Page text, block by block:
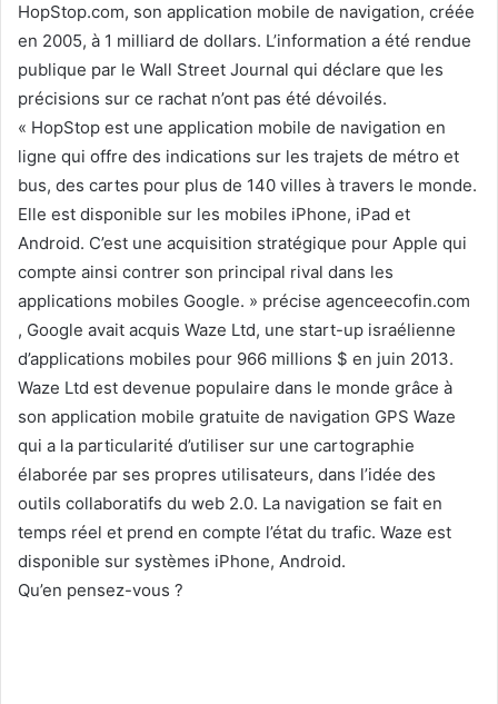
HopStop.com, son application mobile de navigation, créée
en 2005, à 1 milliard de dollars. L’information a été rendue
publique par le Wall Street Journal qui déclare que les
précisions sur ce rachat n’ont pas été dévoilés.
« HopStop est une application mobile de navigation en
ligne qui offre des indications sur les trajets de métro et
bus, des cartes pour plus de 140 villes à travers le monde.
Elle est disponible sur les mobiles iPhone, iPad et
Android. C’est une acquisition stratégique pour Apple qui
compte ainsi contrer son principal rival dans les
applications mobiles Google. » précise agenceecofin.com
, Google avait acquis Waze Ltd, une start-up israélienne
d’applications mobiles pour 966 millions $ en juin 2013.
Waze Ltd est devenue populaire dans le monde grâce à
son application mobile gratuite de navigation GPS Waze
qui a la particularité d’utiliser sur une cartographie
élaborée par ses propres utilisateurs, dans l’idée des
outils collaboratifs du web 2.0. La navigation se fait en
temps réel et prend en compte l’état du trafic. Waze est
disponible sur systèmes iPhone, Android.
Qu’en pensez-vous ?